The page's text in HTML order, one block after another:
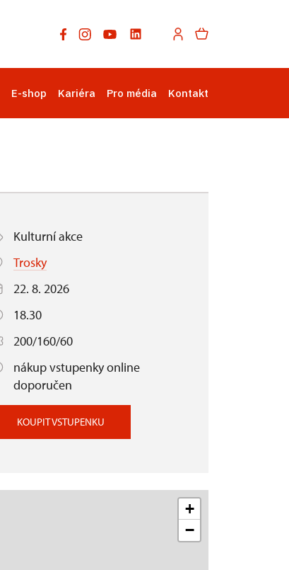
E-shop Kariéra Pro média Kontakt
Kulturní akce
Trosky
22. 8. 2026
18.30
200/160/60
nákup vstupenky online
doporučen
KOUPIT VSTUPENKU
+
−